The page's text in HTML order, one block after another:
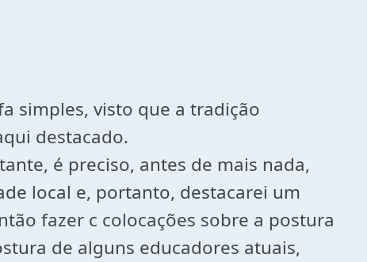
simples, visto que a tradição
destacado.
é preciso, antes de mais nada,
local e, portanto, destacarei um
fazer c colocações sobre a postura
de alguns educadores atuais,